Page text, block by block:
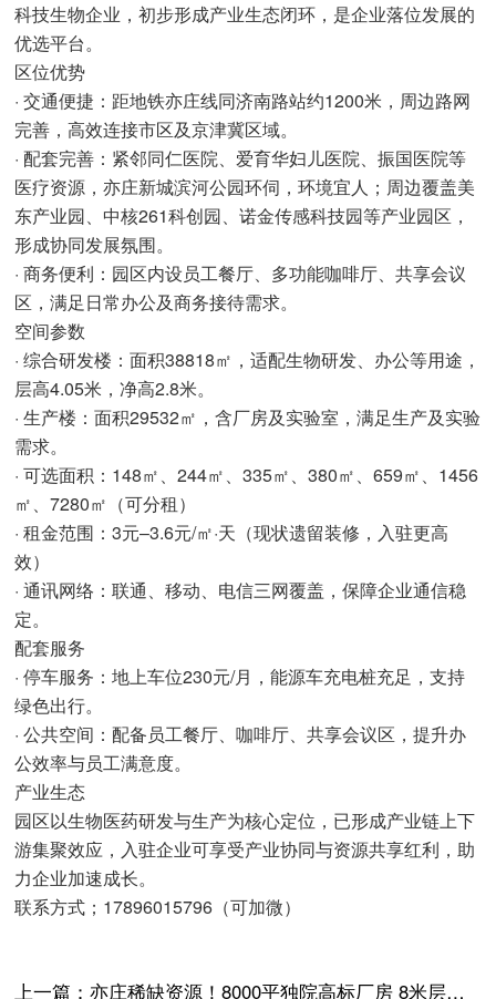
科技生物企业，初步形成产业生态闭环，是企业落位发展的
优选平台。
区位优势
· 交通便捷：距地铁亦庄线同济南路站约1200米，周边路网
完善，高效连接市区及京津冀区域。
· 配套完善：紧邻同仁医院、爱育华妇儿医院、振国医院等
医疗资源，亦庄新城滨河公园环伺，环境宜人；周边覆盖美
东产业园、中核261科创园、诺金传感科技园等产业园区，
形成协同发展氛围。
· 商务便利：园区内设员工餐厅、多功能咖啡厅、共享会议
区，满足日常办公及商务接待需求。
空间参数
· 综合研发楼：面积38818㎡，适配生物研发、办公等用途，
层高4.05米，净高2.8米。
· 生产楼：面积29532㎡，含厂房及实验室，满足生产及实验
需求。
· 可选面积：148㎡、244㎡、335㎡、380㎡、659㎡、1456
㎡、7280㎡（可分租）
· 租金范围：3元–3.6元/㎡·天（现状遗留装修，入驻更高
效）
· 通讯网络：联通、移动、电信三网覆盖，保障企业通信稳
定。
配套服务
· 停车服务：地上车位230元/月，能源车充电桩充足，支持
绿色出行。
· 公共空间：配备员工餐厅、咖啡厅、共享会议区，提升办
公效率与员工满意度。
产业生态
园区以生物医药研发与生产为核心定位，已形成产业链上下
游集聚效应，入驻企业可享受产业协同与资源共享红利，助
力企业加速成长。
联系方式；17896015796（可加微）
上一篇：亦庄稀缺资源！8000平独院高标厂房 8米层高 630KV动力电 地铁500米